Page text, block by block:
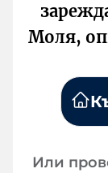
Моля,
Или